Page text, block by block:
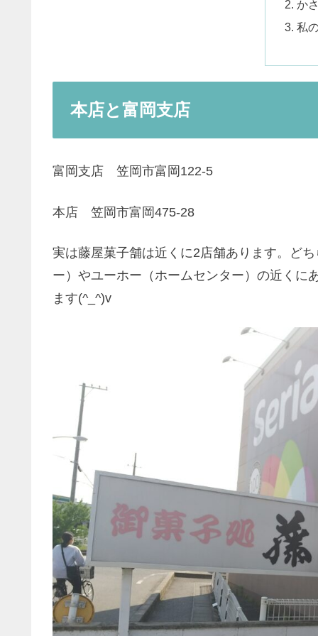
か
私
本店と富岡支店
富岡支店 笠岡市富岡122-5
本店 笠岡市富岡475-28
実は藤屋菓子舗は近くに2店舗あります。ど
ー）やユーホー（ホームセンター）の近くに
ます(^_^)v